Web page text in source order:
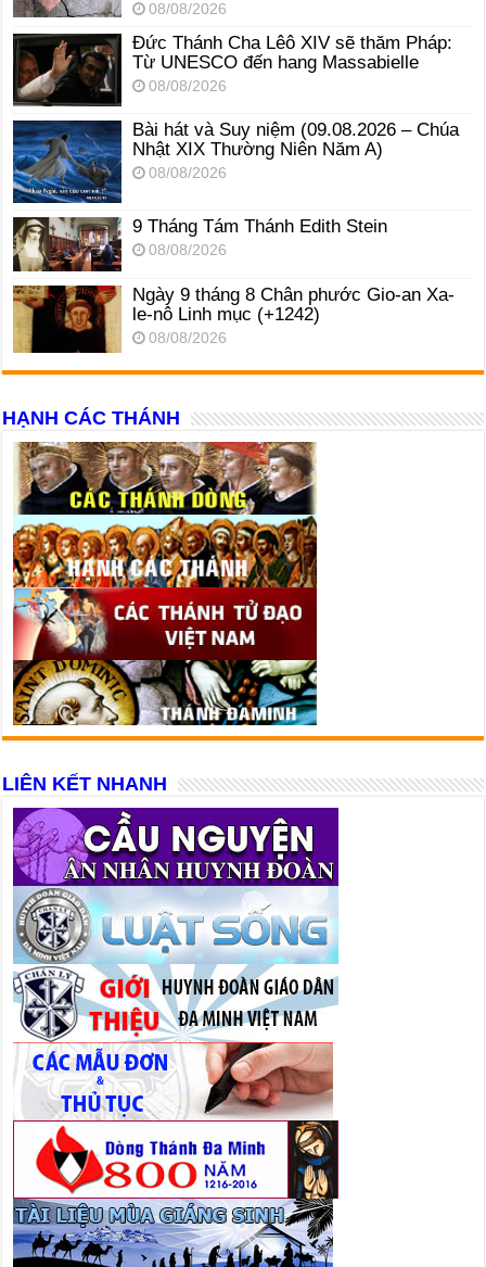
08/08/2026
Đức Thánh Cha Lêô XIV sẽ thăm Pháp:
Từ UNESCO đến hang Massabielle
08/08/2026
Bài hát và Suy niệm (09.08.2026 – Chúa
Nhật XIX Thường Niên Năm A)
08/08/2026
9 Tháng Tám Thánh Edith Stein
08/08/2026
Ngày 9 tháng 8 Chân phước Gio-an Xa-
le-nô Linh mục (+1242)
08/08/2026
HẠNH CÁC THÁNH
LIÊN KẾT NHANH